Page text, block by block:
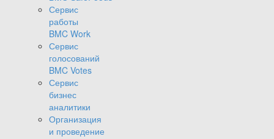
Сервис
работы
BMC Work
Сервис
голосований
BMC Votes
Сервис
бизнес
аналитики
Организация
и проведение